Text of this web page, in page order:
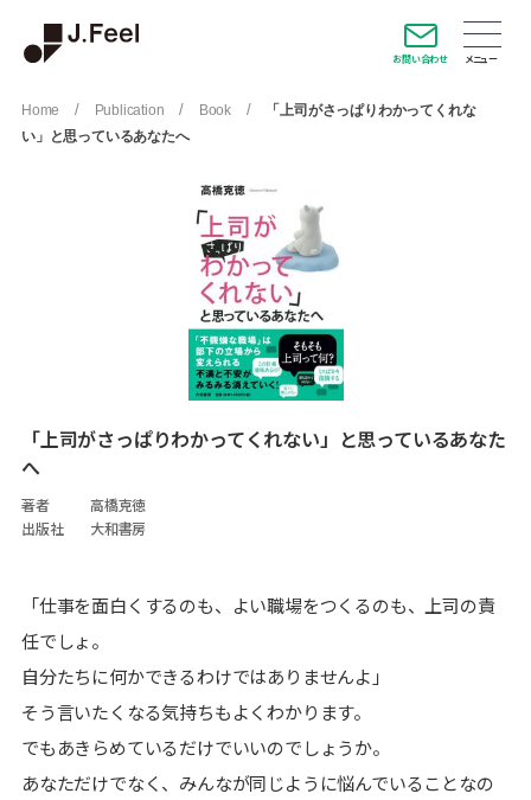
お問い合わせ
Home / Publication / Book/
「上司がさっぱりわかってくれな
い」と思っているあなたへ
「上司がさっぱりわかってくれない」と思っているあなた
へ
著者
高橋克徳
出版社
大和書房
「仕事を面白くするのも、よい職場をつくるのも、上司の責
任でしょ。
自分たちに何かできるわけではありませんよ」
そう言いたくなる気持ちもよくわかります。
でもあきらめているだけでいいのでしょうか。
あなただけでなく、みんなが同じように悩んでいることなの